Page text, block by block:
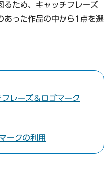
るため、キャッチフレーズ
あった作品の中から1点を選
レーズ＆ロゴマーク
ークの利用